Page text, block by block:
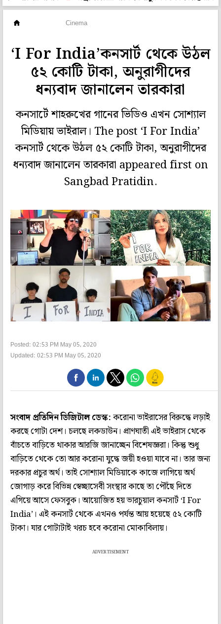
Cinema
‘I For India’কনসার্ট থেকে উঠল
৫২ কোটি টাকা, অনুরাগীদের
ধন্যবাদ জানালেন তারকারা
কনসার্টে শাহরুখের গানের ভিডিও এখন সোশ্যাল
মিডিয়ায় ভাইরাল। The post ‘I For India’
কনসার্ট থেকে উঠল ৫২ কোটি টাকা, অনুরাগীদের
ধন্যবাদ জানালেন তারকারা appeared first on
Sangbad Pratidin.
Posted: 02:53 PM May 05, 2020
Updated: 02:53 PM May 05, 2020
সংবাদ প্রতিদিন ডিজিটাল ডেস্ক:করোনা ভাইরাসের বিরুদ্ধে লড়াই
করছে গোটা দেশ। চলছে লকডাউন। প্রাণঘাতী এই ভাইরাস থেকে
বাঁচতে বাড়িতে থাকার আরজি জানাচ্ছেন বিশেষজ্ঞরা। কিন্তু শুধু
বাড়িতে থেকে তো আর করোনা যুদ্ধে জয়ী হওয়া যাবে না। তার জন্য
দরকার প্রচুর অর্থ। তাই সোশ্যাল মিডিয়াকে কাজে লাগিয়ে অর্থ
জোগাড় করে বিভিন্ন স্বেচ্ছাসেবী সংস্থার কাছে তা পৌঁছে দিতে
এগিয়ে আসে ফেসবুক। আয়োজিত হয় ভারচুয়াল কনসার্ট ‘I For
India’। এই কনসার্ট থেকে এখনও পর্যন্ত আয় হয়েছে ৫২ কোটি
টাকা। যার গোটাটাই খরচ হবে করোনা মোকাবিলায়।
ADVERTISEMENT